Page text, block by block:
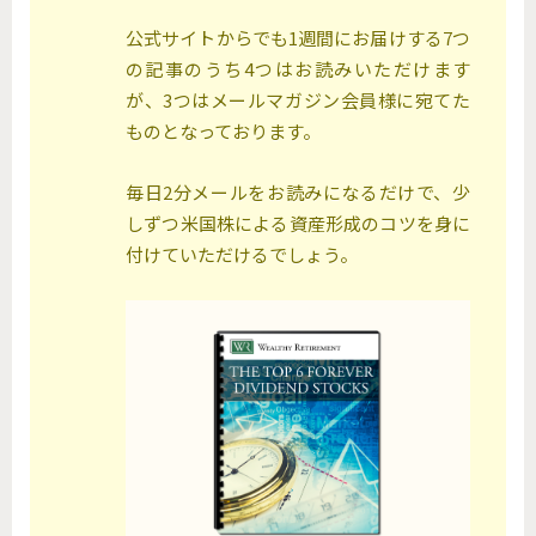
公式サイトからでも1週間にお届けする7つ
の記事のうち4つはお読みいただけます
が、3つはメールマガジン会員様に宛てた
ものとなっております。
毎日2分メールをお読みになるだけで、少
しずつ米国株による資産形成のコツを身に
付けていただけるでしょう。